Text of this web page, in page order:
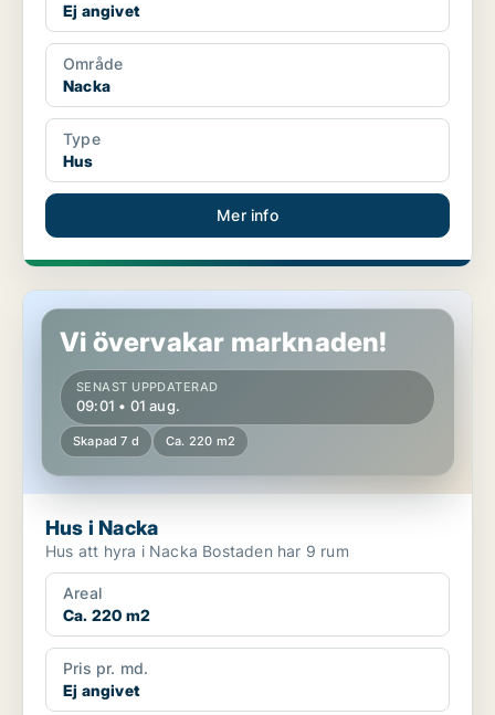
Ej angivet
Område
Nacka
Type
Hus
Mer info
Hus i Nacka
Vi övervakar marknaden!
SENAST UPPDATERAD
09:01 • 01 aug.
Skapad 7 d Ca. 220 m2
Hus i Nacka
Hus att hyra i Nacka Bostaden har 9 rum
Areal
Ca. 220 m2
Pris pr. md.
Ej angivet